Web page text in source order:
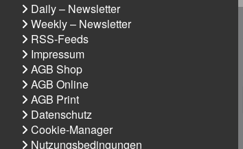
Daily – Newsletter
Weekly – Newsletter
RSS-Feeds
Impressum
AGB Shop
AGB Online
AGB Print
Datenschutz
Cookie-Manager
Nutzungsbedingungen